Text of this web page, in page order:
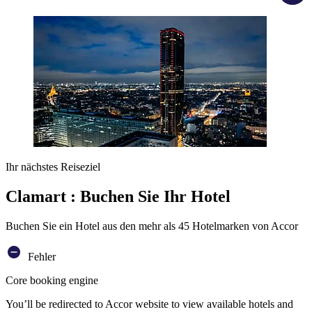
Ihr nächstes Reiseziel
Clamart : Buchen Sie Ihr Hotel
Buchen Sie ein Hotel aus den mehr als 45 Hotelmarken von Accor
Fehler
Core booking engine
You’ll be redirected to Accor website to view available hotels and